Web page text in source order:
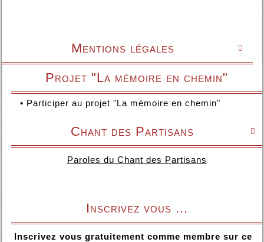

Mentions légales
Projet "La mémoire en chemin"
• Participer au projet "La mémoire en chemin"

Chant des Partisans
Paroles du Chant des Partisans
Inscrivez vous ...
Inscrivez vous gratuitement comme membre sur ce